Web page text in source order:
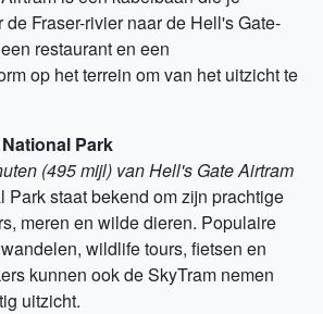
de Fraser-rivier naar de Hell's Gate-
restaurant en een
op het terrein om van het uitzicht te
Park
(495 mijl) van Hell's Gate Airtram
Park staat bekend om zijn prachtige
meren en wilde dieren. Populaire
wildlife tours, fietsen en
kunnen ook de SkyTram nemen
uitzicht.